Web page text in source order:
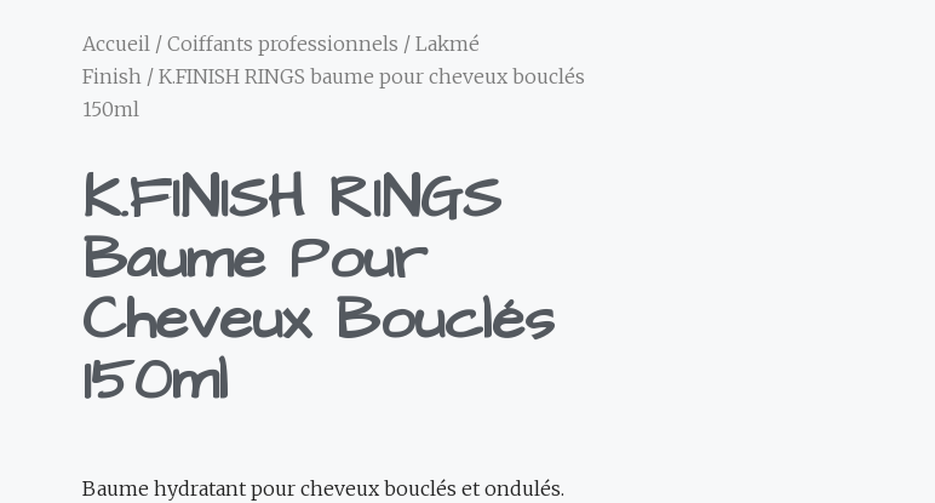
Accueil / Coiffants professionnels / Lakmé
Finish / K.FINISH RINGS baume pour cheveux bouclés
150ml
K.FINISH RINGS
Baume Pour
Cheveux Bouclés
150ml
Baume hydratant pour cheveux bouclés et ondulés.